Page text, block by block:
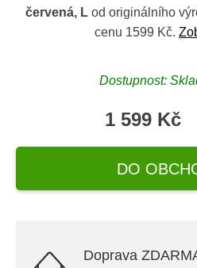
červená, Lod originálního
cenu 1599 Kč.
Dostupnost:
1 599 Kč
DO
Doprava